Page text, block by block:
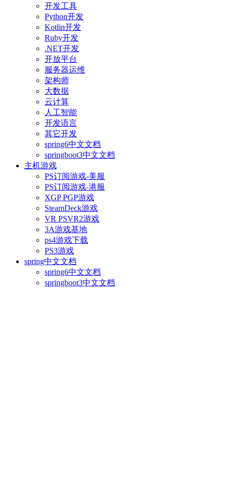
开发工具
Python开发
Kotlin开发
Ruby开发
.NET开发
开放平台
服务器运维
架构师
大数据
云计算
人工智能
开发语言
其它开发
spring6中文文档
springboot3中文文档
主机游戏
PS订阅游戏-美服
PS订阅游戏-港服
XGP PGP游戏
SteamDeck游戏
VR PSVR2游戏
3A游戏基地
ps4游戏下载
PS3游戏
spring中文文档
spring6中文文档
springboot3中文文档